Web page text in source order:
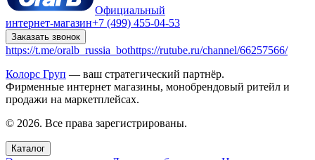
Официальный
интернет-магазин+7 (499) 455-04-53
Заказать звонок
https://t.me/oralb_russia_bothttps://rutube.ru/channel/66257566/
Колорс Груп — ваш стратегический партнёр.
Фирменные интернет магазины, монобрендовый ритейл и
продажи на маркетплейсах.
© 2026. Все права зарегистрированы.
Каталог